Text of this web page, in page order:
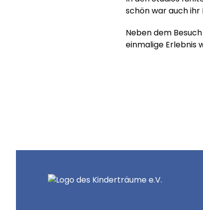
schön war auch ihr
Neben dem
einmalige Erlebnis